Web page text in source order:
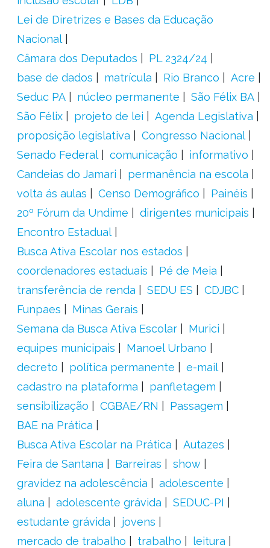
Lei de Diretrizes e Bases da Educação
Nacional
Câmara dos Deputados
PL 2324/24
base de dados
matrícula Rio Branco
Acre
Seduc PA
núcleo permanente
São Félix BA
São Félix
projeto de lei
Agenda Legislativa
proposição legislativa
Congresso Nacional
Senado Federal
comunicação
informativo
Candeias do Jamari
permanência na escola
volta ás aulas
Censo Demográfico
Painéis
20º Fórum da Undime
dirigentes municipais
Encontro Estadual
Busca Ativa Escolar nos estados
coordenadores estaduais
Pé de Meia
transferência de renda
SEDU ES
CDJBC
Funpaes
Minas Gerais
Semana da Busca Ativa Escolar
Murici
equipes municipais
Manoel Urbano
decreto
política permanente
e-mail
cadastro na plataforma
panfletagem
sensibilização
CGBAE/RN
Passagem
BAE na Prática
Busca Ativa Escolar na Prática
Autazes
Feira de Santana
Barreiras
show
gravidez na adolescência
adolescente
aluna
adolescente grávida
SEDUC-PI
estudante grávida
jovens
mercado de trabalho
trabalho
leitura